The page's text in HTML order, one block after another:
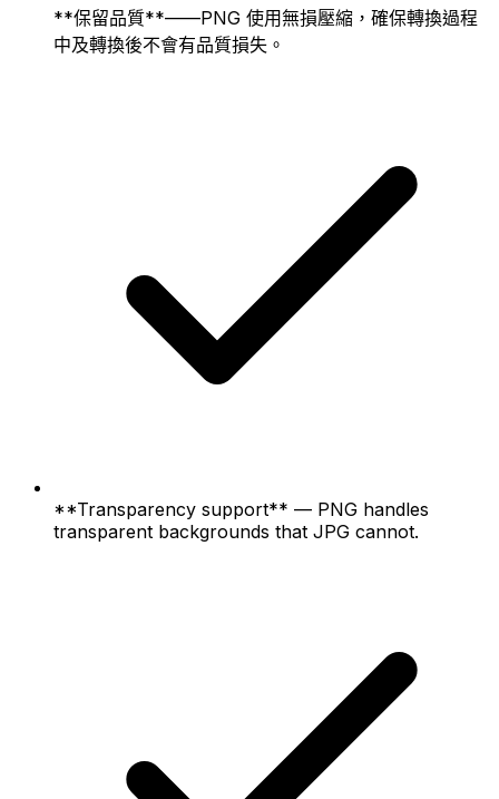
**保留品質**——PNG 使用無損壓縮，確保轉換過程
中及轉換後不會有品質損失。
**Transparency support** — PNG handles
transparent backgrounds that JPG cannot.